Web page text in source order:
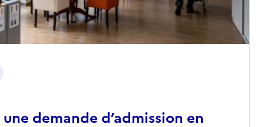
demande d’admission en